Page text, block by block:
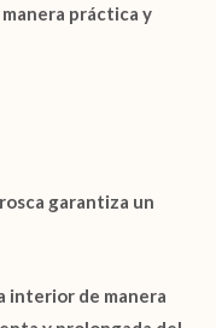
práctica y
garantiza un
interior de manera